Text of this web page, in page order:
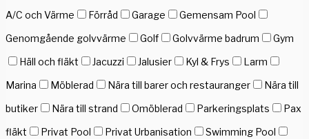
A/C och Värme
Förråd Garage
Gemensam Pool
Genomgående golvvärme
Golf Golvvärme badrum
Gym
Häll och fläkt
Jacuzzi Jalusier Kyl & Frys
Larm
Marina
Möblerad Nära till barer och restauranger
Nära till
butiker
Nära till strand Omöblerad Parkeringsplats
Pax
fläkt
Privat Pool Privat Urbanisation
Swimming Pool